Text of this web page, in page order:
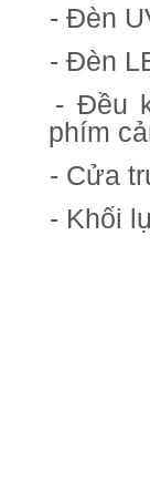
- Đèn
- Đèn
- Đều
phím
- Cửa
- Khối